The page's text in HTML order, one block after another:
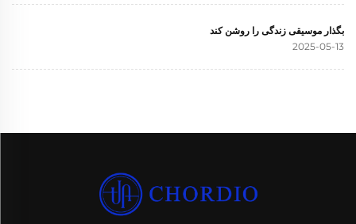
بگذار موسیقی زندگی را روشن کند
2025-05-13